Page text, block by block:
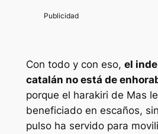
Con todo y con eso, el
catalán no está de
porque el harakiri de Mas
beneficiado en escaños,
pulso ha servido para